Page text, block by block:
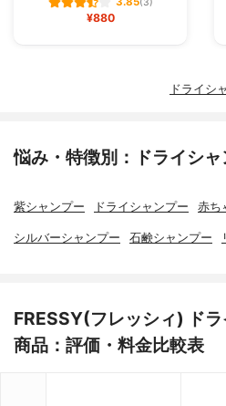
¥880
ドライシ
悩み・特徴別：ドライシ
紫シャンプー ドライシャンプー 赤ち
シルバーシャンプー 石鹸シャンプー
FRESSY(フレッシィ) ド
商品：評価・料金比較表